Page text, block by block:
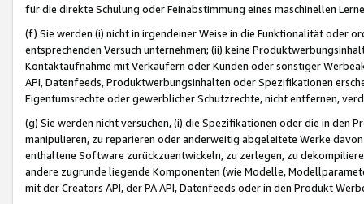
für die direkte Schulung oder Feinabstimmung eines maschinellen
(f) Sie werden (i) nicht in irgendeiner Weise in die Funktionalität oder
entsprechenden Versuch unternehmen; (ii) keine
Kontaktaufnahme mit Verkäufern oder Kunden oder sonstiger
API, Datenfeeds, Produktwerbungsinhalten oder Spezifikationen
Eigentumsrechte oder gewerblicher Schutzrechte, nicht entfernen,
(g) Sie werden nicht versuchen, (i) die Spezifikationen oder die in
manipulieren, zu reparieren oder anderweitig abgeleitete Werke
enthaltene Software zurückzuentwickeln, zu zerlegen, zu
andere zugrunde liegende Komponenten (wie Modelle,
mit der Creators API, der PA API, Datenfeeds oder in den Produkt